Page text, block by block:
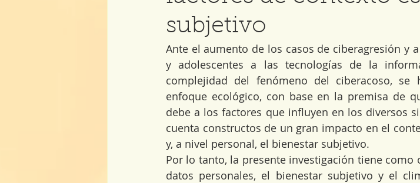
subjetivo
Ante el aumento de los casos de ciberagresión y
y adolescentes a las tecnologías de la
complejidad del fenómeno del ciberacoso,
enfoque ecológico, con base en la premisa de
debe a los factores que influyen en los diversos
cuenta constructos de un gran impacto en el
y, a nivel personal, el bienestar subjetivo.
Por lo tanto, la presente investigación tiene
datos personales, el bienestar subjetivo y el